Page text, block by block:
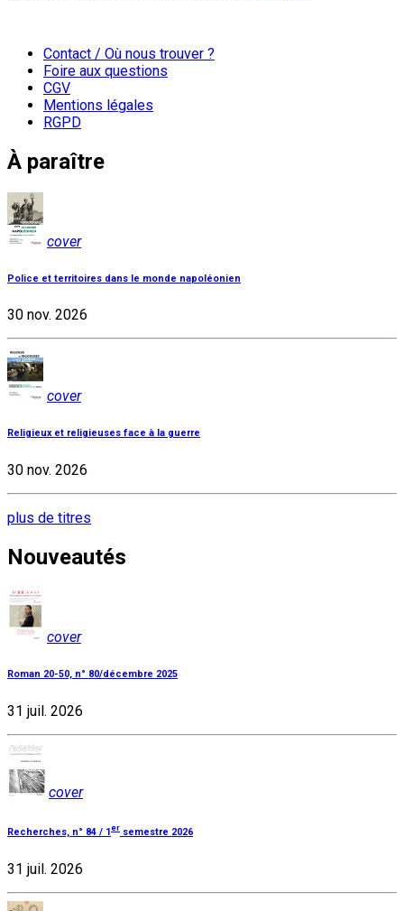
Contact / Où nous trouver ?
Foire aux questions
CGV
Mentions légales
RGPD
À paraître
cover
Police et territoires dans le monde napoléonien
30 nov. 2026
cover
Religieux et religieuses face à la guerre
30 nov. 2026
plus de titres
Nouveautés
cover
Roman 20-50, n° 80/décembre 2025
31 juil. 2026
cover
Recherches, n° 84 / 1er semestre 2026
31 juil. 2026